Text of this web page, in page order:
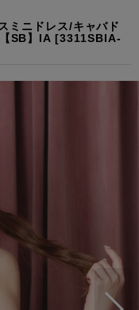
ミニドレス/キャバド
SB】IA [3311SBIA-